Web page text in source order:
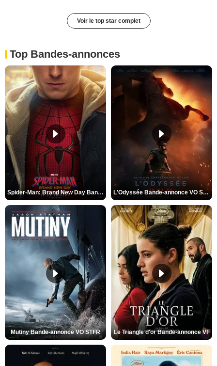
Voir le top star complet
Top Bandes-annonces
Spider-Man: Brand New Day Bande-annonce VO STFR L'Odyssée Bande-annonce VO STFR
Mutiny Bande-annonce VO STFR Le Triangle d'or Bande-annonce VF